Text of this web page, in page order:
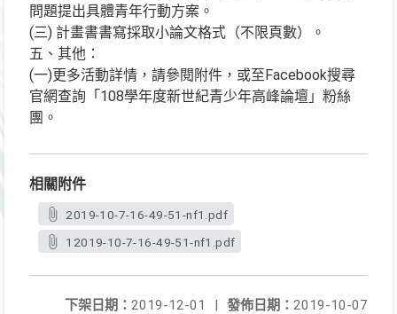
問題提出具體青年行動方案。
(三) 計畫書書寫採取小論文格式（不限頁數）。
五、其他：
(一)更多活動詳情，請參閱附件，或至Facebook搜尋
官網查詢「108學年度新世紀青少年高峰論壇」粉絲
團。
相關附件
2019-10-7-16-49-51-nf1.pdf
12019-10-7-16-49-51-nf1.pdf
發佈日期： 2019-10-07
下架日期： 2019-12-01
|